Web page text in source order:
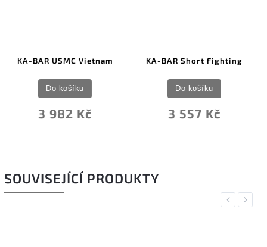
KA-BAR Short Fighting
3 557 Kč
Do košíku
KA-BAR Military Black
3 432 Kč
Do košíku
SOUVISEJÍCÍ PRODUKTY
Previous
Next